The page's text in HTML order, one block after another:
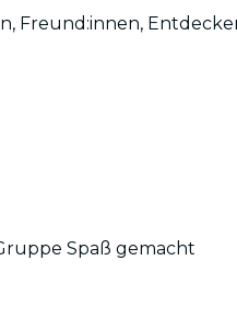
Freund:innen,
Spaß gemacht